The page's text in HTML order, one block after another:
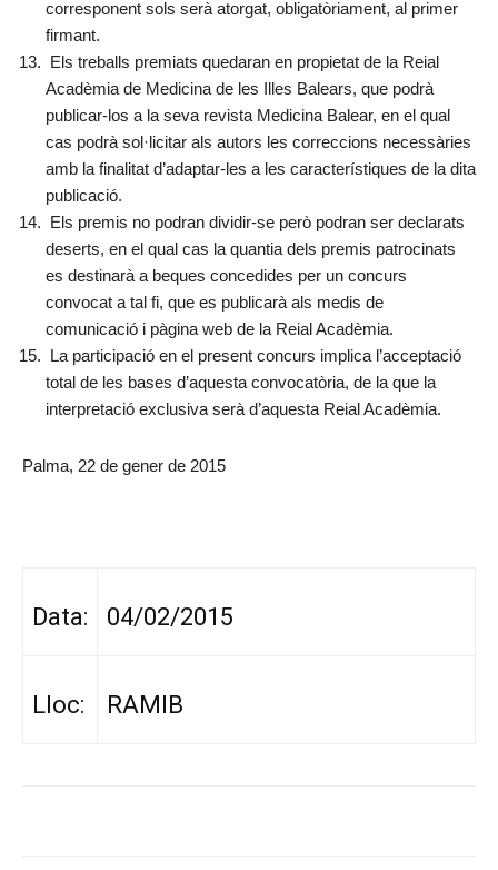
corresponent sols serà atorgat, obligatòriament, al primer
firmant.
Els treballs premiats quedaran en propietat de la Reial
Acadèmia de Medicina de les Illes Balears, que podrà
publicar-los a la seva revista Medicina Balear, en el qual
cas podrà sol·licitar als autors les correccions necessàries
amb la finalitat d’adaptar-les a les característiques de la dita
publicació.
Els premis no podran dividir-se però podran ser declarats
deserts, en el qual cas la quantia dels premis patrocinats
es destinarà a beques concedides per un concurs
convocat a tal fi, que es publicarà als medis de
comunicació i pàgina web de la Reial Acadèmia.
La participació en el present concurs implica l’acceptació
total de les bases d’aquesta convocatòria, de la que la
interpretació exclusiva serà d’aquesta Reial Acadèmia.
Palma, 22 de gener de 2015
Data: 04/02/2015
Lloc: RAMIB